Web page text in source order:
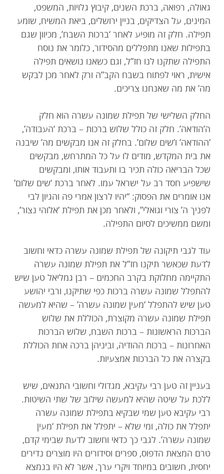
גאולה, רפואה, ברכת השנים, קיבוץ גלויות, המשפט,
המינים, על הצדיקים, בניין ירושלים, ביאת המשיח, שומע
תפילה. חלק זה מופיע לאחר ‘ברכות השבח’, מכיוון שגם
בתפילות שאנו מתפללים מהסידור, כלומר את נוסח
התפילה שתקנו לנו חז”ל, וגם כשאנו נושאים תפילה
אישית, ראוי לפתוח בשבח הקב”ה ורק לאחר מכן לבקש
מה’ את מה שאנחנו צריכים.
החלק השלישי של תפילת שמונה עשרה הוא חלק
ה’הודאה’. חלק זה כולל שלוש ברכות – ברכת ‘העבודה’,
‘ההודאה’ ו’שים שלום’. בחלק זה אנו מבקשים מה’ שיבנה
את בית המקדש, מודים לו על כל המתרחש, מבקשים
שכל הבריאה כולה תכיר בו ותעבוד אותו, ומבקשים
שישפיע חסד רב על ישראל עמו. לאחר ברכת ‘שים שלום’
אנו אומרים את הפסוק: “יהיו לרצון אמרי פה והגיון לבי
לפניך ה’ צורי וגואלי”, ולאחר מכן את תפילת ‘אלוהי נצור’,
ומשם ממשיכים לסיום התפילה.
עוד לגבי תיקונה של תפילת שמונה עשרה כדאי וחשוב
לדעת שכאשר תיקנו חז”ל את תפילת שמונה עשרה
התקיימה מחלוקת בקרב החכמים – רבן גמליאל טען שיש
להתפלל שמונה עשרה ברכות כפי שתיקנו, ורבי יהושע
טען שיש להתפלל ‘מעין שמונה עשרה’ – שהיא למעשה
תפילת שמונה עשרה מקוצרת, הכוללת את שלוש
הברכות הראשונות – ברכות השבח, שלוש הברכות
האחרונות – ברכות ההודיה, וביניהן ברכה אחת הכוללת
בקצרה את כל הברכות אמצעיות.
בעניין זה טען רבי עקיבא, מגדולי וחשובי התנאים, שיש
ללכת על שיטה שהיא למעשה שילוב של שתי השיטות.
רבי עקיבא טען שמי שבקיא בתפילת שמונה עשרה
יתפלל את כולה, ומי שלא – יתפלל את תפילת ‘מעין
שמונה עשרה’. לגבי כך כדאי וחשוב לדעת שבימי קדם,
טרם המצאת הדפוס, ספרים וסידורים היו מוצרים נדירים
יחסית, חשובים במיוחד ויקרי ערך, אשר לא היו בנמצא